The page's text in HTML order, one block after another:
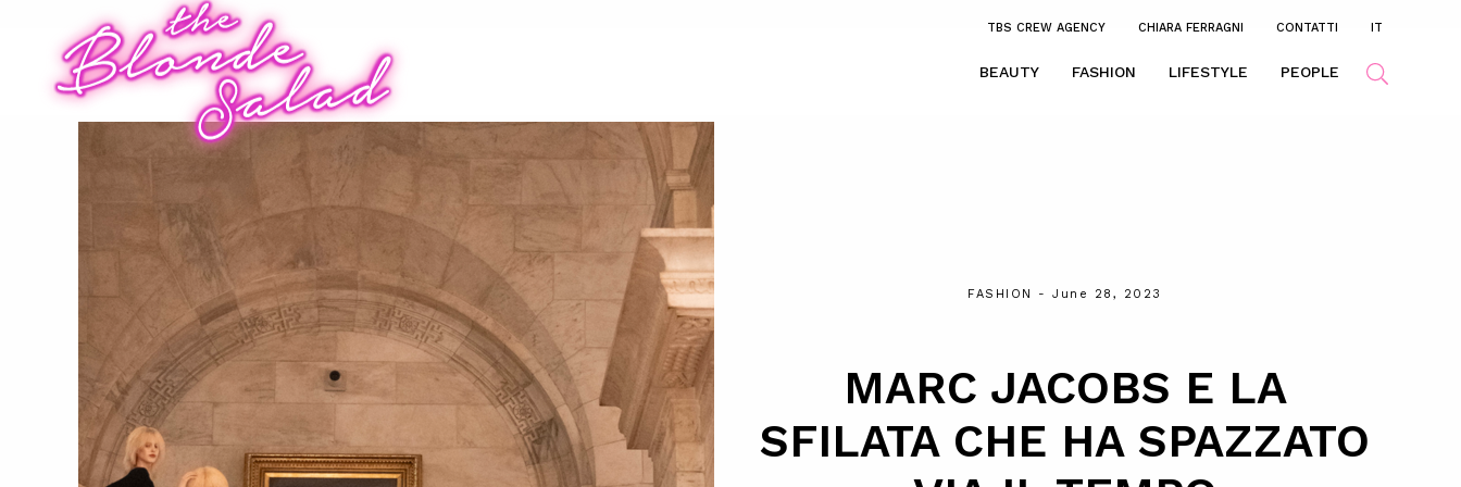
TBS CREW AGENCY CHIARA FERRAGNI CONTATTI IT
BEAUTY FASHION LIFESTYLE PEOPLE
FASHION - June 28, 2023
MARC JACOBS E LA
SFILATA CHE HA SPAZZATO